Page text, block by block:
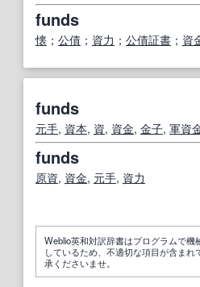
funds
懐 ； 公債 ； 資力 ； 公債証書 ； 資
funds
元手, 資本, 資, 資金, 金子, 軍資
funds
原資, 資金, 元手, 資力
Weblio英和対訳辞書はプログラムで
しているため、不適切な項目が含ま
承くださいませ。